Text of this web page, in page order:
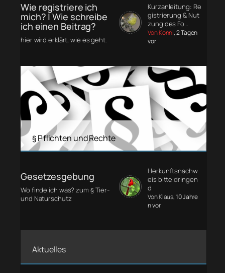
Wie registriere ich
mich? | Wie schreibe
ich einen Beitrag?
hier wird erklärt, wie es geht.
Kurzanleitung: Re
gistrierung & Nut
zung des Fo…
Von Konni, 2 Tagen
vor
§ Pflichten und Rechte
Gesetzesgebung
Wo finde ich was? zum § Tier-
und Naturschutz
Herkunftsnachw
eis bitte dringen
d
Von Klaus, 10 Jahre
n vor
Aktuelles